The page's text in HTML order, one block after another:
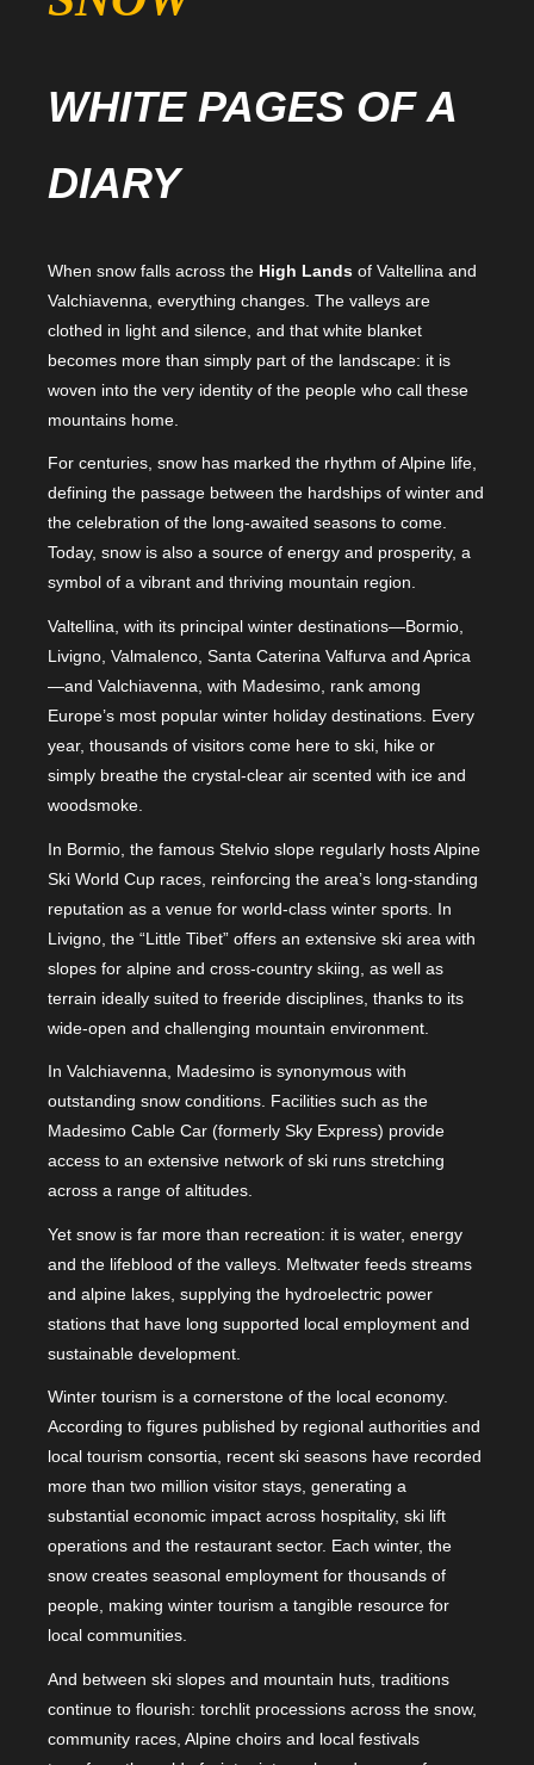
WHITE PAGES OF A
DIARY
When snow falls across the High Lands of Valtellina and
Valchiavenna, everything changes. The valleys are
clothed in light and silence, and that white blanket
becomes more than simply part of the landscape: it is
woven into the very identity of the people who call these
mountains home.
For centuries, snow has marked the rhythm of Alpine life,
defining the passage between the hardships of winter and
the celebration of the long-awaited seasons to come.
Today, snow is also a source of energy and prosperity, a
symbol of a vibrant and thriving mountain region.
Valtellina, with its principal winter destinations—Bormio,
Livigno, Valmalenco, Santa Caterina Valfurva and Aprica
—and Valchiavenna, with Madesimo, rank among
Europe’s most popular winter holiday destinations. Every
year, thousands of visitors come here to ski, hike or
simply breathe the crystal-clear air scented with ice and
woodsmoke.
In Bormio, the famous Stelvio slope regularly hosts Alpine
Ski World Cup races, reinforcing the area’s long-standing
reputation as a venue for world-class winter sports. In
Livigno, the “Little Tibet” offers an extensive ski area with
slopes for alpine and cross-country skiing, as well as
terrain ideally suited to freeride disciplines, thanks to its
wide-open and challenging mountain environment.
In Valchiavenna, Madesimo is synonymous with
outstanding snow conditions. Facilities such as the
Madesimo Cable Car (formerly Sky Express) provide
access to an extensive network of ski runs stretching
across a range of altitudes.
Yet snow is far more than recreation: it is water, energy
and the lifeblood of the valleys. Meltwater feeds streams
and alpine lakes, supplying the hydroelectric power
stations that have long supported local employment and
sustainable development.
Winter tourism is a cornerstone of the local economy.
According to figures published by regional authorities and
local tourism consortia, recent ski seasons have recorded
more than two million visitor stays, generating a
substantial economic impact across hospitality, ski lift
operations and the restaurant sector. Each winter, the
snow creates seasonal employment for thousands of
people, making winter tourism a tangible resource for
local communities.
And between ski slopes and mountain huts, traditions
continue to flourish: torchlit processions across the snow,
community races, Alpine choirs and local festivals